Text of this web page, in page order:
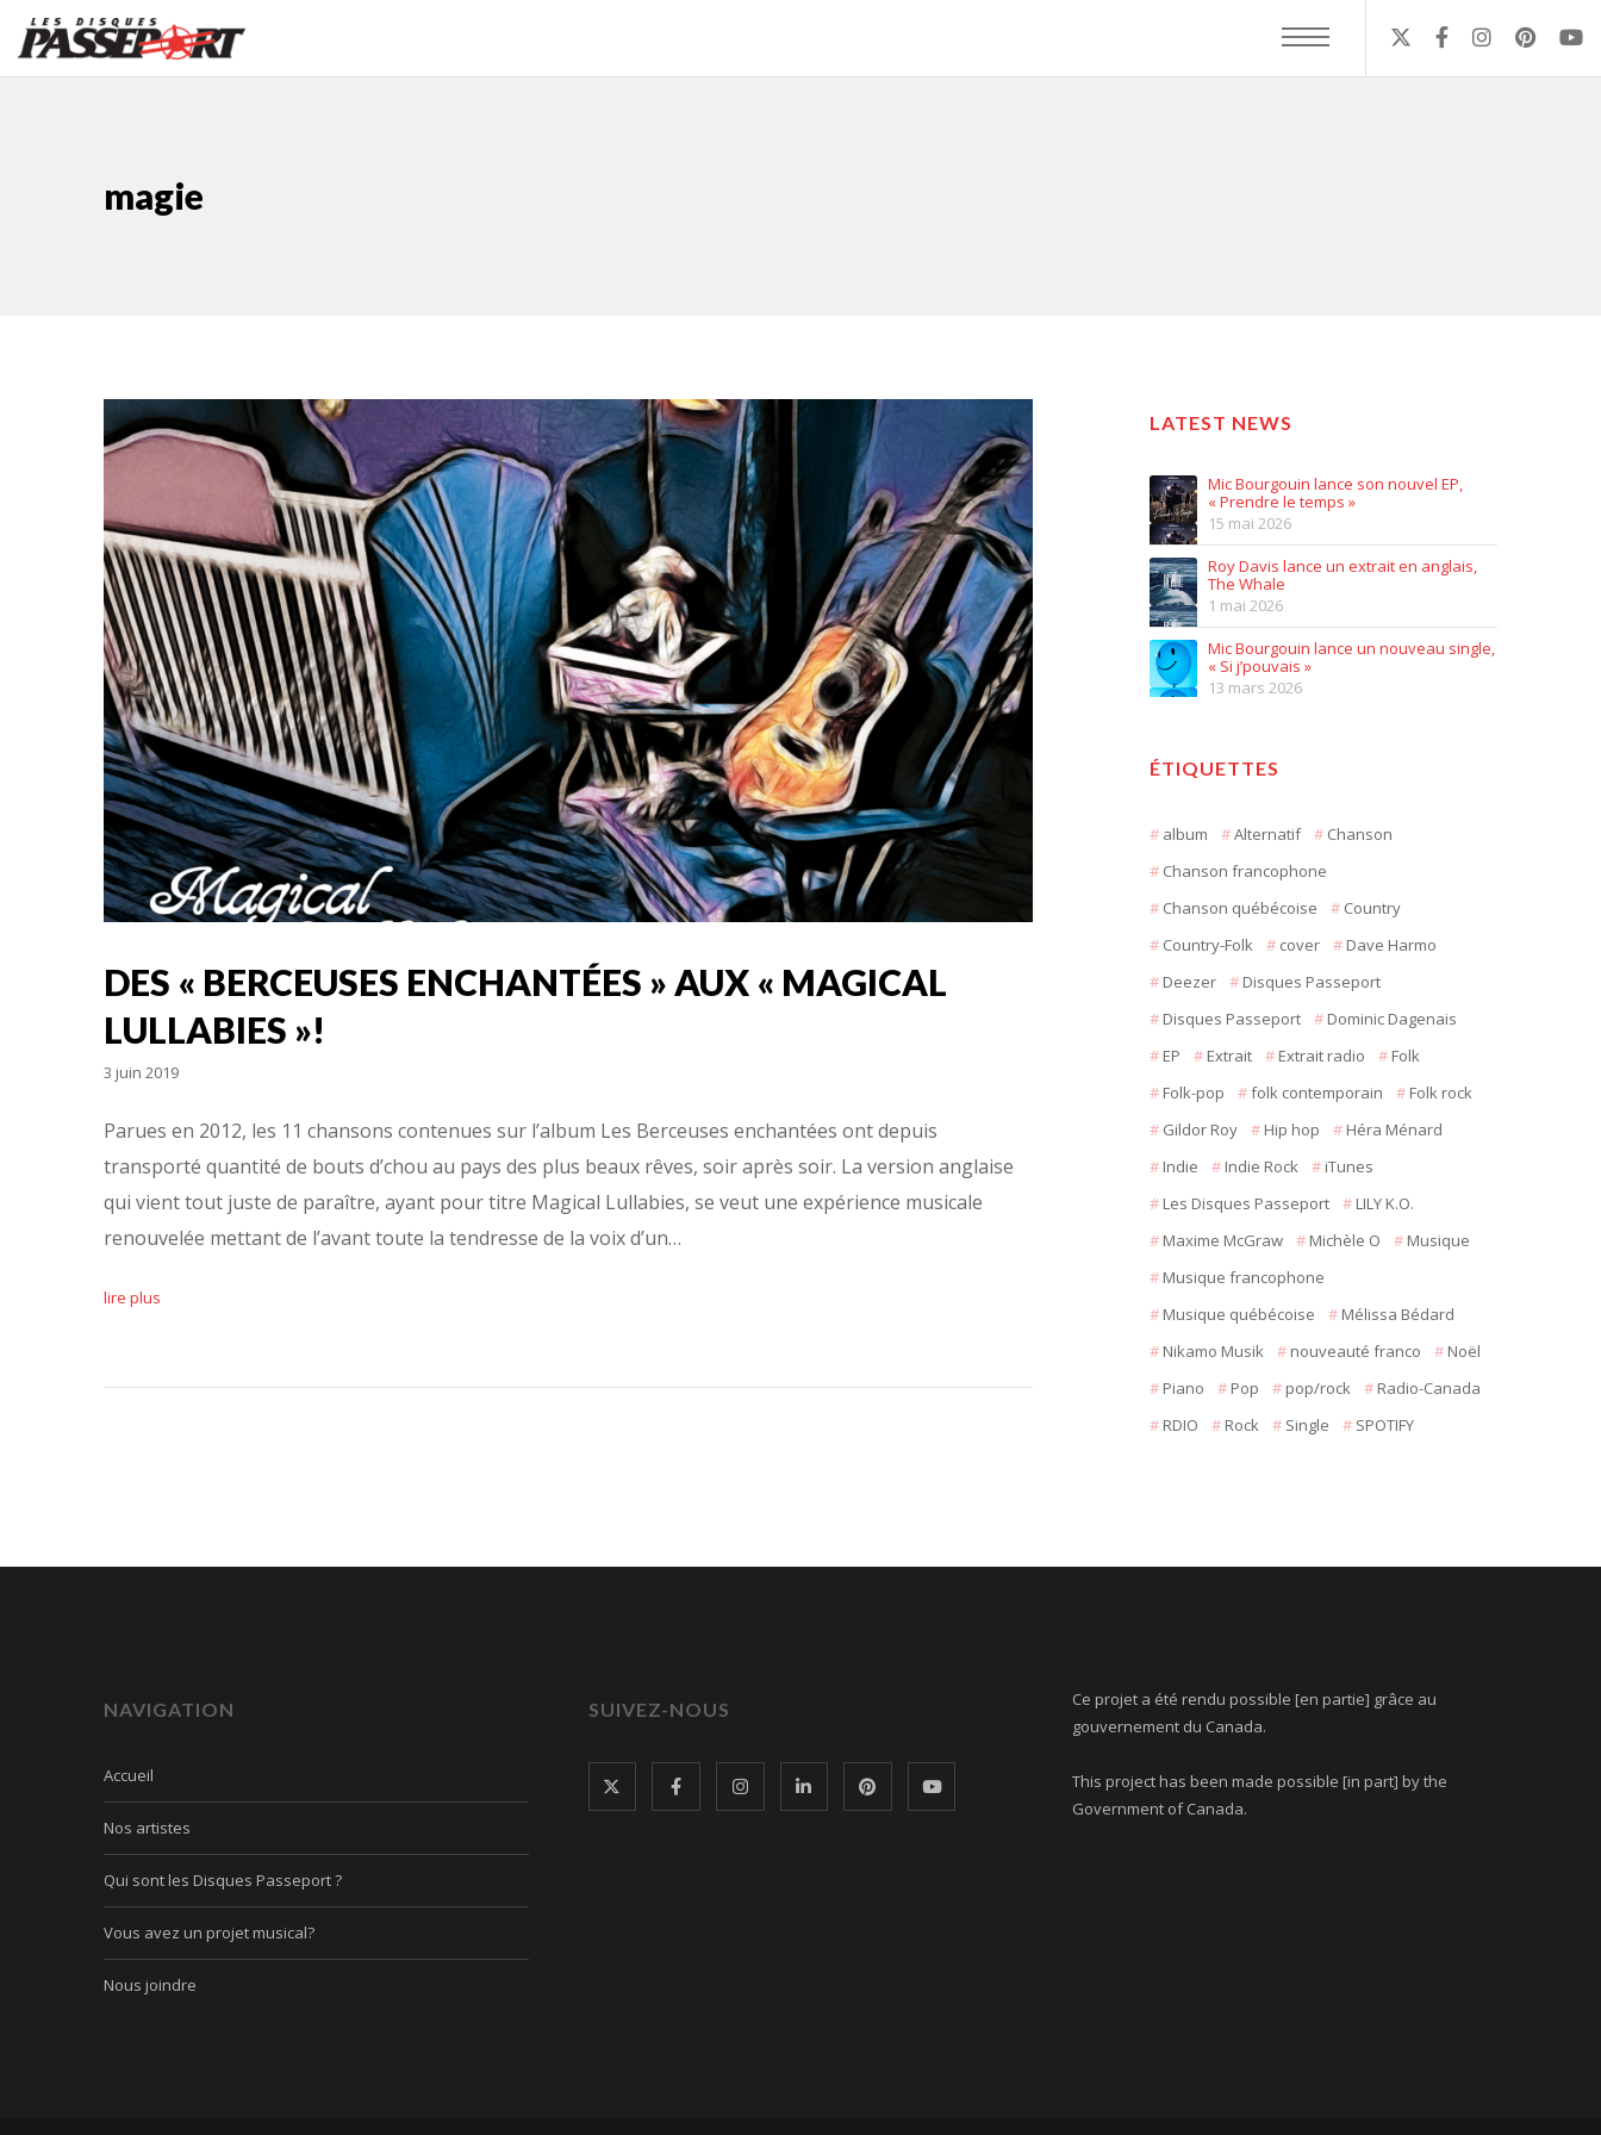
magie
DES « BERCEUSES ENCHANTÉES » AUX « MAGICAL
LULLABIES »!
3 juin 2019
Parues en 2012, les 11 chansons contenues sur l’album Les Berceuses enchantées ont depuis
transporté quantité de bouts d’chou au pays des plus beaux rêves, soir après soir. La version anglaise
qui vient tout juste de paraître, ayant pour titre Magical Lullabies, se veut une expérience musicale
renouvelée mettant de l’avant toute la tendresse de la voix d’un…
lire plus
LATEST NEWS
Mic Bourgouin lance son nouvel EP,
« Prendre le temps »
15 mai 2026
Roy Davis lance un extrait en anglais,
The Whale
1 mai 2026
Mic Bourgouin lance un nouveau single,
« Si j’pouvais »
13 mars 2026
ÉTIQUETTES
album Alternatif
Chanson
Chanson francophone
Chanson québécoise
Country
Country-Folk
cover
Dave Harmo
Deezer
Disques Passeport
Disques Passeport
Dominic Dagenais
EP
Extrait Extrait radio
Folk
Folk-pop
folk contemporain
Folk rock
Gildor Roy
Hip hop
Héra Ménard
Indie
Indie Rock
iTunes
Les Disques Passeport
LILY K.O.
Maxime McGraw
Michèle O
Musique
Musique francophone
Musique québécoise
Mélissa Bédard
Nikamo Musik
nouveauté franco
Noël
Piano
Pop pop/rock
Radio-Canada
RDIO
Rock Single SPOTIFY
NAVIGATION
Accueil
Nos artistes
Qui sont les Disques Passeport ?
Vous avez un projet musical?
Nous joindre
SUIVEZ-NOUS
Ce projet a été rendu possible [en partie] grâce au
gouvernement du Canada.
This project has been made possible [in part] by the
Government of Canada.